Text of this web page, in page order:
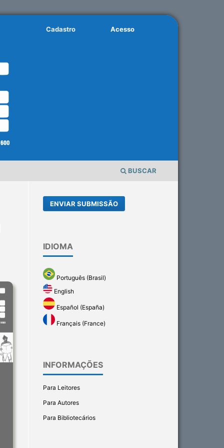
BUSCAR
Cadastro Acesso
ENVIAR SUBMISSÃO
IDIOMA
Português (Brasil)
English
Español (España)
Français (France)
INFORMAÇÕES
Para Leitores
Para Autores
Para Bibliotecários